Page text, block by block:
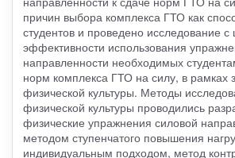
причин выбора комплекса ГТО как
студентов и проведено исследование
эффективности использования
направленности необходимых
норм комплекса ГТО на силу, в рамках
физической культуры. Методы
физической культуры проводились
физические упражнения силовой
методом ступенчатого повышения
индивидуальным подходом, метод